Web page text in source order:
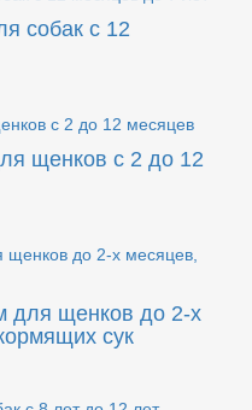
собак с 12
щенков с 2 до 12
для щенков до 2-х
сук